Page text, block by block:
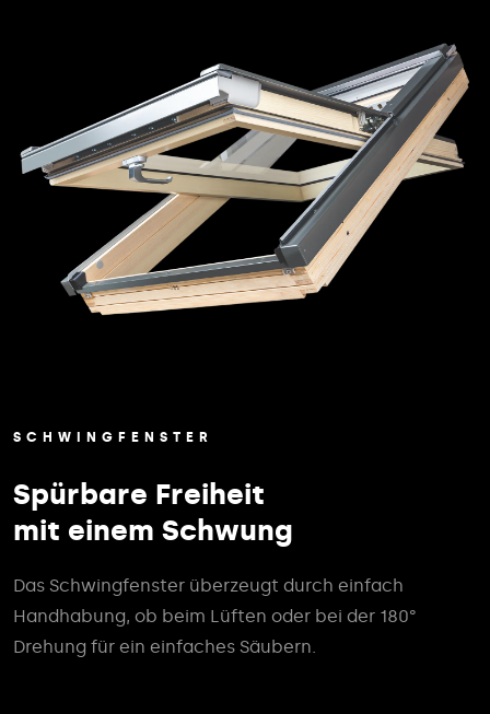
SCHWINGFENSTER
Spürbare Freiheit
mit einem Schwung
Das Schwingfenster überzeugt durch einfach
Handhabung, ob beim Lüften oder bei der 180°
Drehung für ein einfaches Säubern.